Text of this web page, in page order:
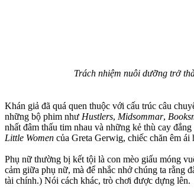
Trách nhiệm nuôi dưỡng trở
Khán giả đã quá quen thuộc với cấu trúc câu
những bộ phim như Hustlers, Midsommar,
nhất đâm thấu tim nhau và những kẻ thù cay
Little Women của Greta Gerwig, chiếc chăn êm ái
Phụ nữ thường bị kết tội là con mèo giấu móng
cảm giữa phụ nữ, mà để nhắc nhở chúng ta rằng
tài chính.) Nói cách khác, trò chơi được dựng lên.